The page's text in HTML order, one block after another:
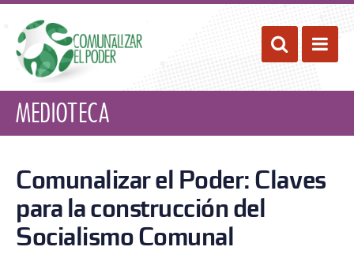
contenido
principal
Desplegar
Medioteca
Comunalizar el Poder: Claves
para la construcción del
Socialismo Comunal